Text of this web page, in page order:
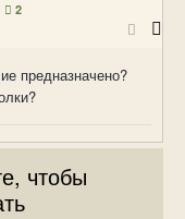
2
предназначено?
чтобы